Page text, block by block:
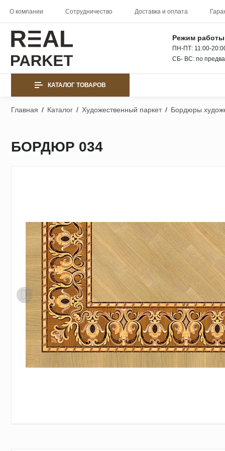
О компании Сотрудничество Доставка и оплата
Режим работы
ПН-ПТ: 11:00-
СБ- ВС: по
КАТАЛОГ ТОВАРОВ
Главная / Каталог / Художественный паркет / Бордюры
БОРДЮР 034